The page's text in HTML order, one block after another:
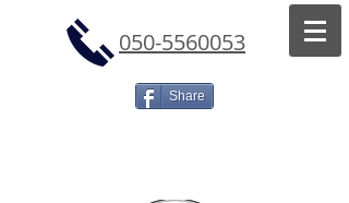
050-5560053
Share